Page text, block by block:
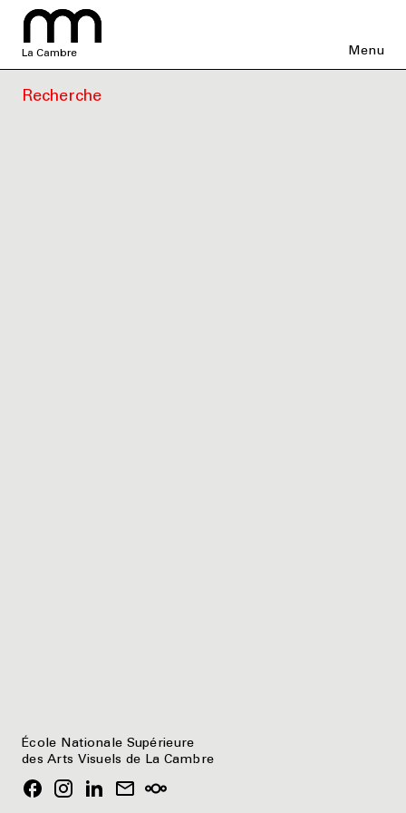
La Cambre Menu
Recherche
École Nationale Supérieure
des Arts Visuels de La Cambre